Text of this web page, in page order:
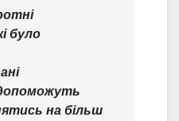
було
на більш